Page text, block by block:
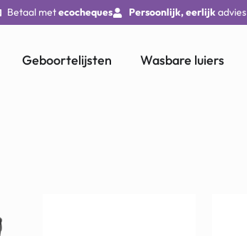
Betaal metecocheques Persoonlijk, eerlijkadvies
Geboortelijsten Wasbare luiers